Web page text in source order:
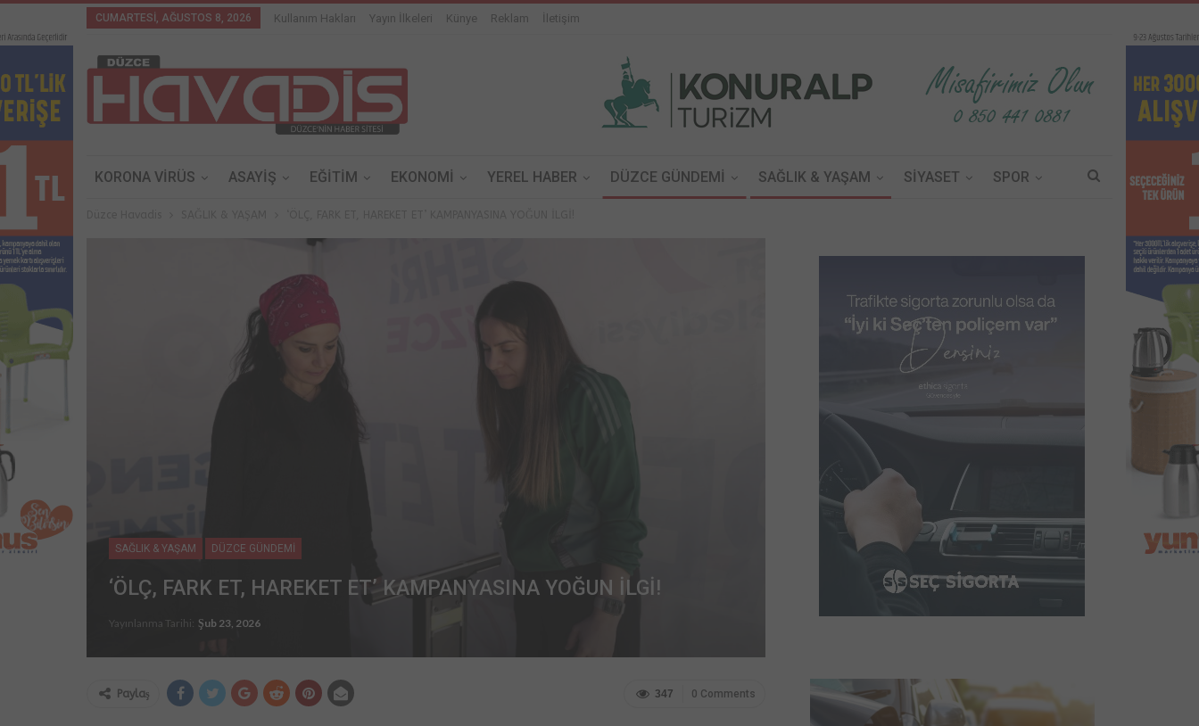
CUMARTESI, AĞUSTOS 8, 2026 Kullanım Hakları Yayın İlkeleri Künye Reklam İletişim
KORONA VİRÜS ASAYİŞ EĞİTİM EKONOMİ YEREL HABER DÜZCE GÜNDEMİ SAĞLIK & YAŞAM SİYASET SPOR
SAĞLIK & YAŞAM DÜZCE GÜNDEMİ
‘ÖLÇ, FARK ET, HAREKET ET’ KAMPANYASINA YOĞUN İLGİ!
Yayınlanma Tarihi: Şub 23, 2026
0 Comments
347
Paylaş